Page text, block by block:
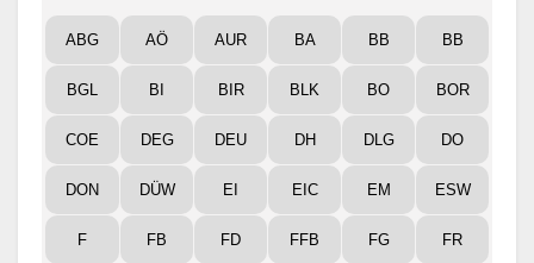
ABG AÖ AUR BA BB BB
BGL BI BIR BLK BO BOR
COE DEG DEU DH DLG DO
DON DÜW EI EIC EM ESW
F FB FD FFB FG FR